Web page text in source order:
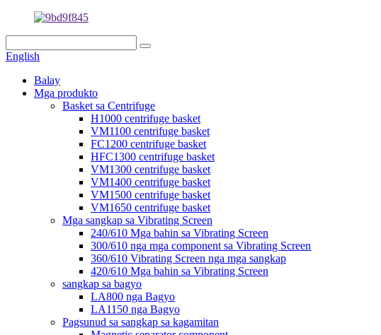
English
Balay
Mga produkto
Basket sa Centrifuge
H1000 centrifuge basket
VM1100 centrifuge basket
FC1200 centrifuge basket
HFC1300 centrifuge basket
VM1300 centrifuge basket
VM1400 centrifuge basket
VM1500 centrifuge basket
VM1650 centrifuge basket
Mga sangkap sa Vibrating Screen
240/610 Mga bahin sa Vibrating Screen
300/610 nga mga component sa Vibrating Screen
360/610 Vibrating Screen nga mga sangkap
420/610 Mga bahin sa Vibrating Screen
sangkap sa bagyo
LA800 nga Bagyo
LA1150 nga Bagyo
Pagsunud sa sangkap sa kagamitan